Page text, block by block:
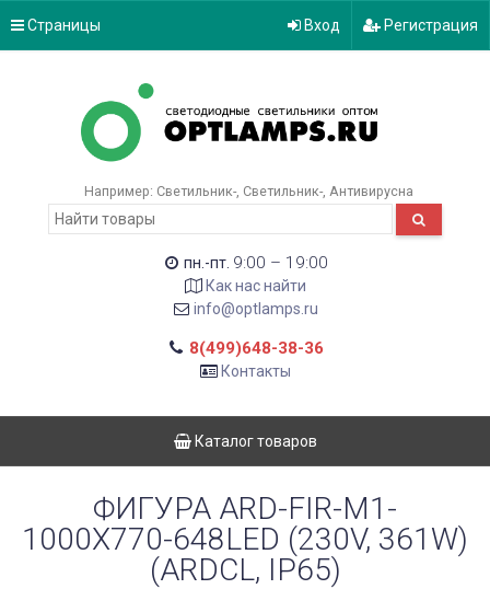
Страницы Вход Регистрация
Например: Светильник- Светильник- Антивирусна
пн.-пт. 9:00 – 19:00
Как нас найти
info@optlamps.ru
8(499)648-38-36
Контакты
Каталог товаров
ФИГУРА ARD-FIR-M1-
1000X770-648LED (230V, 361W)
(ARDCL, IP65)